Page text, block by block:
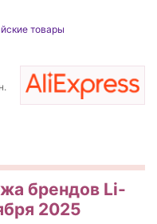
товары
брендов Li-
2025